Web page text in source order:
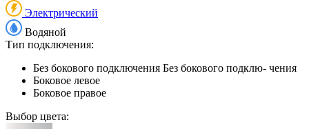
Электрический
Водяной
Тип подключения:
Без бокового подключения Без бокового подклю- чения
Боковое левое
Боковое правое
Выбор цвета: